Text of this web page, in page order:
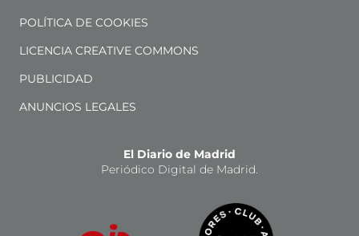
POLÍTICA DE COOKIES
LICENCIA CREATIVE COMMONS
PUBLICIDAD
ANUNCIOS LEGALES
El Diario de Madrid
Periódico Digital de Madrid.